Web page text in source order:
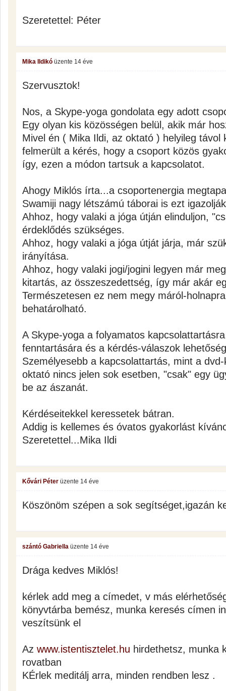
Szeretettel: Péter
Mika Ildikó üzente 14 éve
Szervusztok!
Nos, a Skype-yoga gondolata egy adott
Egy olyan kis közösségen belül, akik már
Mivel én ( Mika Ildi, az oktató ) helyileg távol
felmerült a kérés, hogy a csoport közös
így, ezen a módon tartsuk a kapcsolatot.
Ahogy Miklós írta...a csoportenergia
Swamiji nagy létszámú táborai is ezt
Ahhoz, hogy valaki a jóga útján elinduljon,
érdeklődés szükséges.
Ahhoz, hogy valaki a jóga útját járja, már
irányítása.
Ahhoz, hogy valaki jogi/jogini legyen már
kitartás, az összeszedettség, így már akár
Természetesen ez nem megy máról-
behatárolható.
A Skype-yoga a folyamatos
fenntartására és a kérdés-válaszok
Személyesebb a kapcsolattartás, mint a
oktató nincs jelen sok esetben, "csak" egy
be az ászanát.
Kérdéseitekkel keressetek bátran.
Addig is kellemes és óvatos gyakorlást
Szeretettel...Mika Ildi
Kővári Péter üzente 14 éve
Köszönöm szépen a sok segítséget,igazán
szántó Gabriella üzente 14 éve
Drága kedves Miklós!
kérlek add meg a címedet, v más
könyvtárba bemész, munka keresés címen
veszítsünk el
Az www.istentisztelet.hu hirdethetsz, munka
rovatban
KÉrlek meditálj arra, minden rendben lesz .